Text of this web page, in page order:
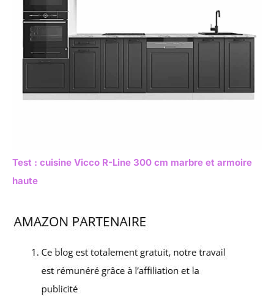
Test : cuisine Vicco R-Line 300 cm marbre et armoire
haute